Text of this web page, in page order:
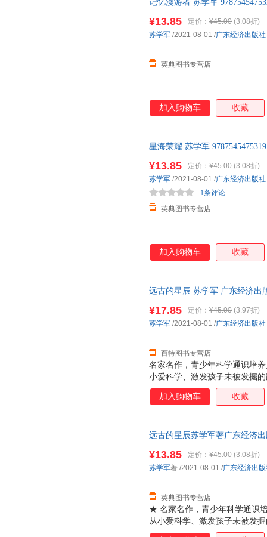
河奖科幻大咖真诚推荐，知名
记忆漫游者 苏学军
¥13.85 定价： ¥45.00 (3.08折)
英典图书专营店
苏学军 /2021-08-01 /广东经济出版社
加入购物车 收藏
星海荣耀 苏学军
¥13.85 定价： ¥45.00 (3.08折)
英典图书专营店
1条评论
苏学军 /2021-08-01 /广东经济出版社
加入购物车 收藏
远古的星辰 苏学军 广东经济出
名家名作，青少年科学通识培
小爱科学、激发孩子未被发掘
的有机结合，让孩子深入感受
科学精神青少年求知的方向 激
河奖科幻大咖真诚推荐，知名
¥17.85 定价： ¥45.00 (3.97折)
百特图书专营店
苏学军 /2021-08-01 /广东经济出版社
加入购物车 收藏
远古的星辰苏学军著广东经济出
★ 名家名作，青少年科学通识
从小爱科学、激发孩子未被发
探险的有机结合，让孩子深入
¥13.85 定价： ¥45.00 (3.08折)
英典图书专营店
苏学军著 /2021-08-01 /广东经济出